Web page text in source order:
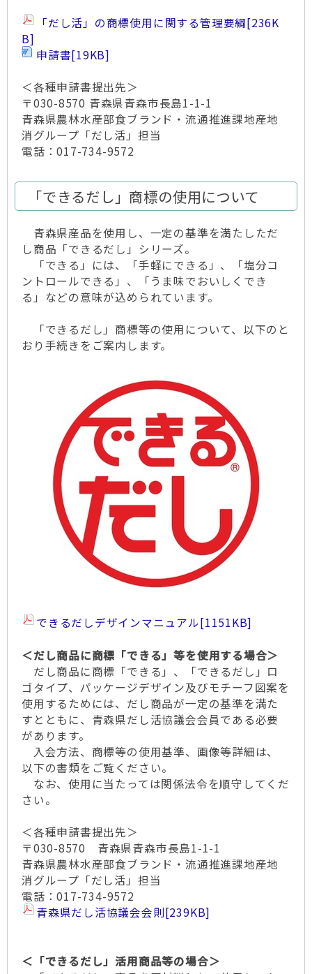
「だし活」の商標使用に関する管理要綱[236K
B]
申請書[19KB]
＜各種申請書提出先＞
〒030-8570 青森県青森市長島1-1-1
青森県農林水産部食ブランド・流通推進課地産地
消グループ「だし活」担当
電話：017-734-9572
「できるだし」商標の使用について
青森県産品を使用し、一定の基準を満たしただ
し商品「できるだし」シリーズ。
「できる」には、「手軽にできる」、「塩分コ
ントロールできる」、「うま味でおいしくでき
る」などの意味が込められています。
「できるだし」商標等の使用について、以下のと
おり手続きをご案内します。
できるだしデザインマニュアル[1151KB]
＜だし商品に商標「できる」等を使用する場合＞
だし商品に商標「できる」、「できるだし」ロ
ゴタイプ、パッケージデザイン及びモチーフ図案を
使用するためには、だし商品が一定の基準を満た
すとともに、青森県だし活協議会会員である必要
があります。
入会方法、商標等の使用基準、画像等詳細は、
以下の書類をご覧ください。
なお、使用に当たっては関係法令を順守してくだ
さい。
＜各種申請書提出先＞
〒030-8570 青森県青森市長島1-1-1
青森県農林水産部食ブランド・流通推進課地産地
消グループ「だし活」担当
電話：017-734-9572
青森県だし活協議会会則[239KB]
＜「できるだし」活用商品等の場合＞